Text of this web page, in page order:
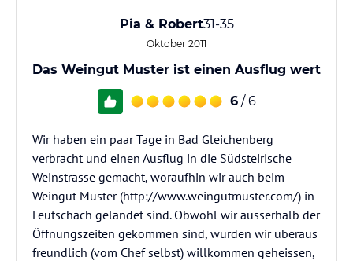
Pia & Robert31-35
Oktober 2011
Das Weingut Muster ist einen Ausflug wert
6 / 6
Wir haben ein paar Tage in Bad Gleichenberg
verbracht und einen Ausflug in die Südsteirische
Weinstrasse gemacht, woraufhin wir auch beim
Weingut Muster (http://www.weingutmuster.com/) in
Leutschach gelandet sind. Obwohl wir ausserhalb der
Öffnungszeiten gekommen sind, wurden wir überaus
freundlich (vom Chef selbst) willkommen geheissen,